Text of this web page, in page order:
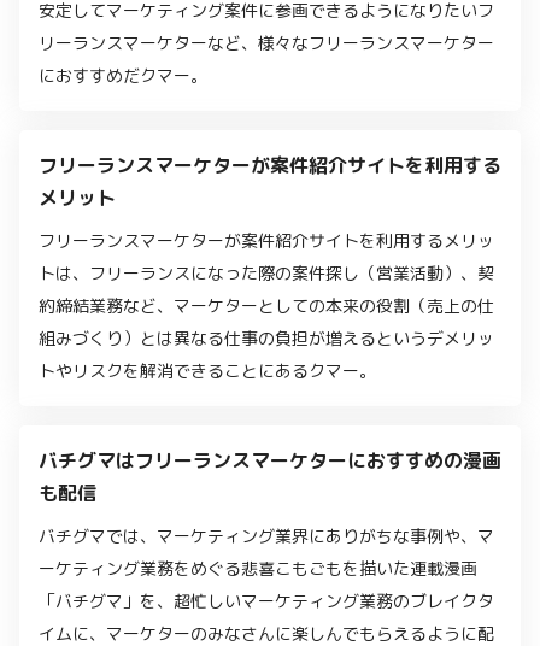
安定してマーケティング案件に参画できるようになりたいフ
リーランスマーケターなど、様々なフリーランスマーケター
におすすめだクマー。
フリーランスマーケターが案件紹介サイトを利用する
メリット
フリーランスマーケターが案件紹介サイトを利用するメリッ
トは、フリーランスになった際の案件探し（営業活動）、契
約締結業務など、マーケターとしての本来の役割（売上の仕
組みづくり）とは異なる仕事の負担が増えるというデメリッ
トやリスクを解消できることにあるクマー。
バチグマはフリーランスマーケターにおすすめの漫画
も配信
バチグマでは、マーケティング業界にありがちな事例や、マ
ーケティング業務をめぐる悲喜こもごもを描いた連載漫画
「バチグマ」を、超忙しいマーケティング業務のブレイクタ
イムに、マーケターのみなさんに楽しんでもらえるように配